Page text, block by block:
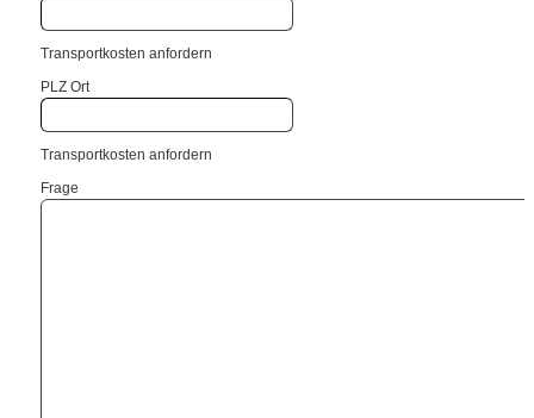
Transportkosten anfordern
PLZ Ort
Transportkosten anfordern
Frage